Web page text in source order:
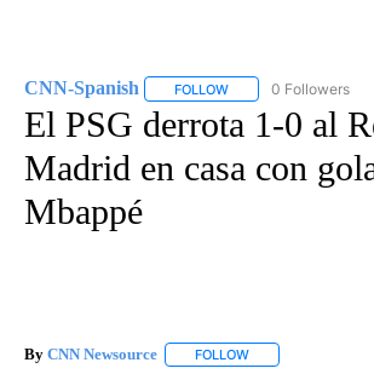
CNN-Spanish FOLLOW FOLLOW "CNN-
0 Followers
El PSG derrota 1-0 al
Madrid en casa con
Mbappé
By CNN Newsource FOLLOW